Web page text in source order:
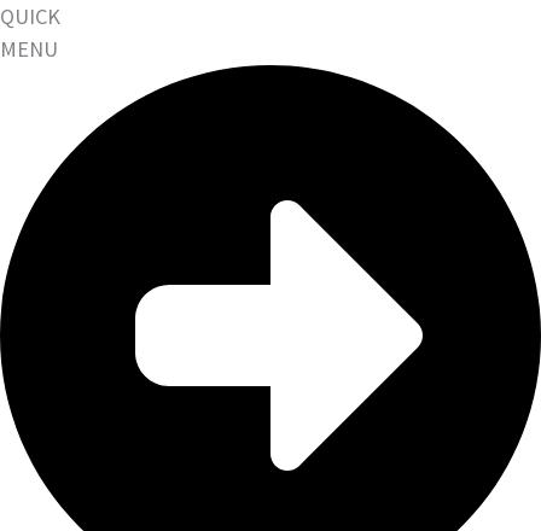
QUICK
MENU